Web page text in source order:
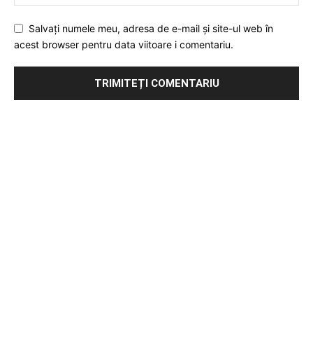
Salvați numele meu, adresa de e-mail și site-ul web în
acest browser pentru data viitoare i comentariu.